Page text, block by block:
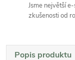
Jsme největší
zkušenosti od
Popis produktu